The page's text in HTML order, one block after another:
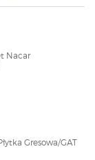
Nacar
Gresowa/GAT